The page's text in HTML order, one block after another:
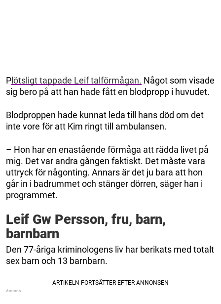
Plötsligt tappade Leif talförmågan. Något som visade
sig bero på att han hade fått en blodpropp i huvudet.
Blodproppen hade kunnat leda till hans död om det
inte vore för att Kim ringt till ambulansen.
– Hon har en enastående förmåga att rädda livet på
mig. Det var andra gången faktiskt. Det måste vara
uttryck för någonting. Annars är det ju bara att hon
går in i badrummet och stänger dörren, säger han i
programmet.
Leif Gw Persson, fru, barn,
barnbarn
Den 77-åriga kriminologens liv har berikats med totalt
sex barn och 13 barnbarn.